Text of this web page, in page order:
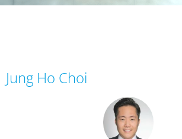
Jung Ho Choi